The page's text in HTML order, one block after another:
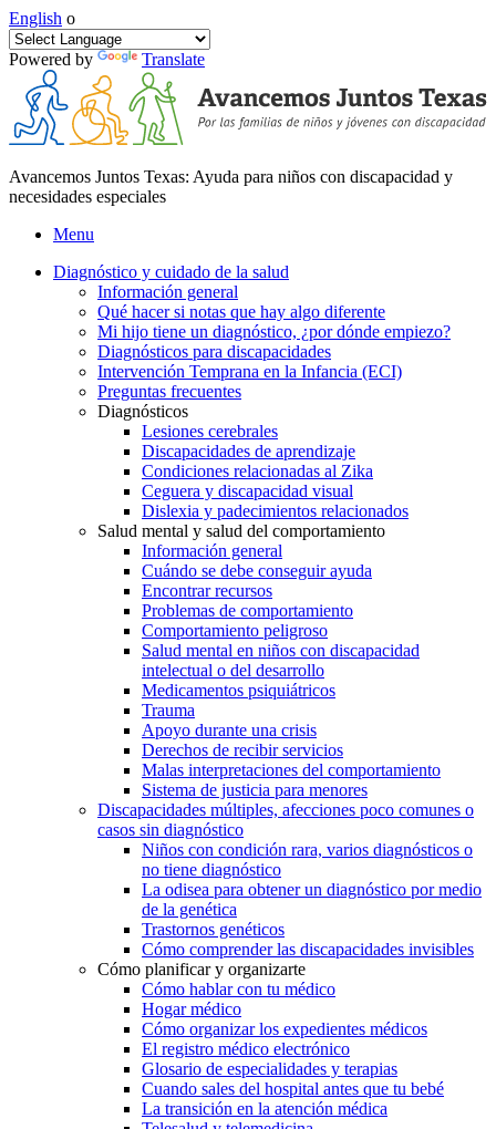
English o
Powered by Translate
Avancemos Juntos Texas: Ayuda para niños con discapacidad y
necesidades especiales
Menu
Diagnóstico y cuidado de la salud
Información general
Qué hacer si notas que hay algo diferente
Mi hijo tiene un diagnóstico, ¿por dónde empiezo?
Diagnósticos para discapacidades
Intervención Temprana en la Infancia (ECI)
Preguntas frecuentes
Diagnósticos
Lesiones cerebrales
Discapacidades de aprendizaje
Condiciones relacionadas al Zika
Ceguera y discapacidad visual
Dislexia y padecimientos relacionados
Salud mental y salud del comportamiento
Información general
Cuándo se debe conseguir ayuda
Encontrar recursos
Problemas de comportamiento
Comportamiento peligroso
Salud mental en niños con discapacidad
intelectual o del desarrollo
Medicamentos psiquiátricos
Trauma
Apoyo durante una crisis
Derechos de recibir servicios
Malas interpretaciones del comportamiento
Sistema de justicia para menores
Discapacidades múltiples, afecciones poco comunes o
casos sin diagnóstico
Niños con condición rara, varios diagnósticos o
no tiene diagnóstico
La odisea para obtener un diagnóstico por medio
de la genética
Trastornos genéticos
Cómo comprender las discapacidades invisibles
Cómo planificar y organizarte
Cómo hablar con tu médico
Hogar médico
Cómo organizar los expedientes médicos
El registro médico electrónico
Glosario de especialidades y terapias
Cuando sales del hospital antes que tu bebé
La transición en la atención médica